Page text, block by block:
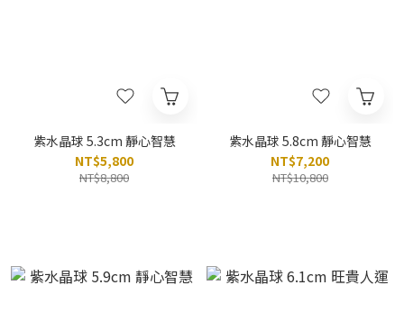
紫水晶球 5.3cm 靜心智慧
NT$5,800
NT$8,800
紫水晶球 5.8cm 靜心智慧
NT$7,200
NT$10,800